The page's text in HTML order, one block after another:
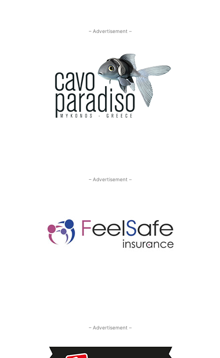
– Advertisement –
– Advertisement –
– Advertisement –